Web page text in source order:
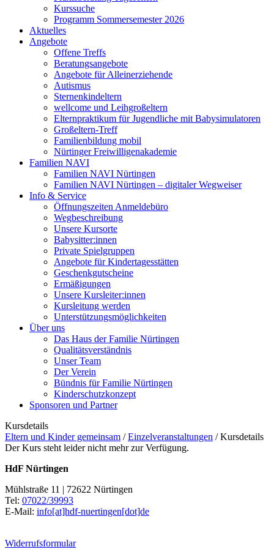
Kurssuche
Programm Sommersemester 2026
Aktuelles
Angebote
Offene Treffs
Beratungsangebote
Angebote für Alleinerziehende
Autismus
Sternenkindeltern
wellcome und Leihgroßeltern
Elternpraktikum für Jugendliche mit Babysimulatoren
Großeltern-Treff
Familienbildung mobil
Nürtinger Freiwilligenakademie
Familien NAVI
Familien NAVI Nürtingen
Familien NAVI Nürtingen – digitaler Wegweiser
Info & Service
Öffnungszeiten Anmeldebüro
Wegbeschreibung
Unsere Kursorte
Babysitter:innen
Private Spielgruppen
Angebote für Kindertagesstätten
Geschenkgutscheine
Ermäßigungen
Unsere Kursleiter:innen
Kursleitung werden
Unterstützungsmöglichkeiten
Über uns
Das Haus der Familie Nürtingen
Qualitätsverständnis
Unser Team
Der Verein
Bündnis für Familie Nürtingen
Kinderschutzkonzept
Sponsoren und Partner
Kursdetails
Eltern und Kinder gemeinsam /Einzelveranstaltungen /Kursdetails
Der Kurs steht leider nicht mehr zur Verfügung.
HdF Nürtingen
Mühlstraße 11 | 72622 Nürtingen
Tel: 07022/39993
E-Mail: info[at]hdf-nuertingen[dot]de
Widerrufsformular